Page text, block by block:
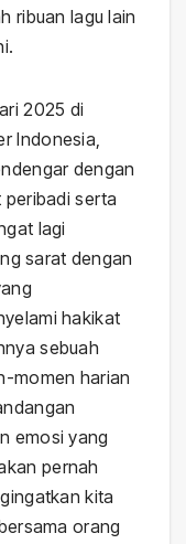
ribuan lagu lain
2025 di
Indonesia,
dengan
serta
lagi
sarat dengan
hakikat
sebuah
momen harian
emosi yang
pernah
kita
orang